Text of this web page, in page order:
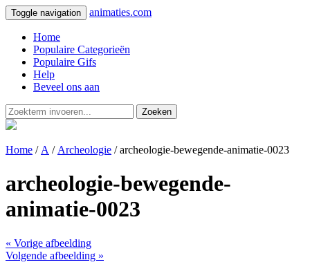
Toggle navigation animaties.com
Home
Populaire Categorieën
Populaire Gifs
Help
Beveel ons aan
Zoeken
Home / A / Archeologie / archeologie-bewegende-animatie-0023
archeologie-bewegende-
animatie-0023
« Vorige afbeelding
Volgende afbeelding »